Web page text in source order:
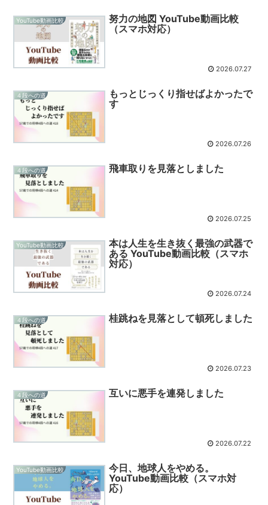
YouTube動画比較
努力の地図 YouTube動画比較
（スマホ対応）
2026.07.27
４段への道
もっとじっくり指せばよかったで
す
2026.07.26
４段への道 飛車取りを見落としました
2026.07.25
YouTube動画比較
本は人生を生き抜く最強の武器で
ある YouTube動画比較（スマホ
対応）
2026.07.24
４段への道 桂跳ねを見落として頓死しました
2026.07.23
４段への道 互いに悪手を連発しました
2026.07.22
YouTube動画比較
今日、地球人をやめる。
YouTube動画比較（スマホ対
応）